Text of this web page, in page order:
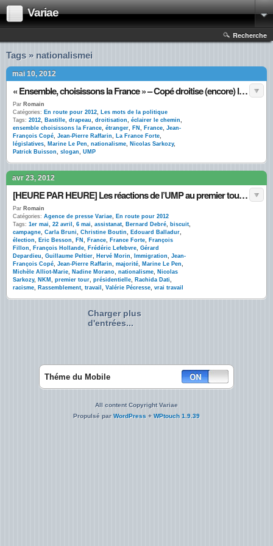
Variae
Recherche
Tags » nationalismei
mai 10, 2012
« Ensemble, choisissons la France » – Copé droitise (encore) l’UMP
Par Romain
Catégories: En route pour 2012, Les mots de la politique
Tags: 2012, Bastille, drapeau, droitisation, éclairer le chemin,
ensemble choisissons la France, étranger, FN , France, Jean-
François Copé, Jean-Pierre Raffarin, La France Forte,
législatives, Marine Le Pen, nationalisme, Nicolas Sarkozy,
Patrick Buisson, slogan, UMP
avr 23, 2012
[HEURE PAR HEURE] Les réactions de l’UMP au premier tour sur Twitter
Par Romain
Catégories: Agence de presse Variae, En route pour 2012
Tags: 1er mai, 22 avril , 6 mai, assistanat, Bernard Debré, biscuit,
campagne, Carla Bruni, Christine Boutin, Edouard Balladur,
élection, Eric Besson, FN , France, France Forte, François
Fillon, François Hollande, Frédéric Lefebvre, Gérard
Depardieu, Guillaume Peltier, Hervé Morin, Immigration, Jean-
François Copé, Jean-Pierre Raffarin, majorité, Marine Le Pen,
Michèle Alliot-Marie, Nadine Morano, nationalisme, Nicolas
Sarkozy, NKM , premier tour, présidentielle, Rachida Dati,
racisme, Rassemblement, travail , Valérie Pécresse, vrai travail
Charger plus
d'entrées...
Théme du Mobile
All content Copyright Variae
Propulsé parWordPress + WPtouch 1.9.39